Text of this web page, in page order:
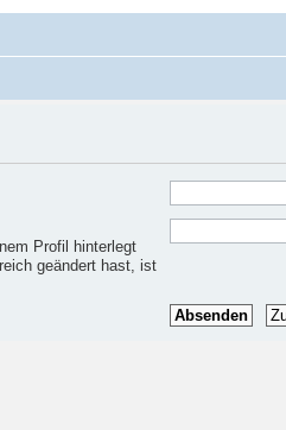
Profil hinterlegt
geändert hast, ist